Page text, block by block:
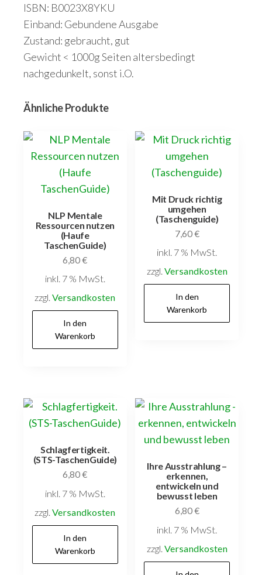
ISBN: B0023X8YKU
Einband: Gebundene Ausgabe
Zustand: gebraucht, gut
Gewicht < 1000g Seiten altersbedingt
nachgedunkelt, sonst i.O.
Ähnliche Produkte
NLP Mentale
Ressourcen nutzen
(Haufe
TaschenGuide)
6,80€
inkl. 7 % MwSt.
zzgl.Versandkosten
In den
Warenkorb
Mit Druck richtig
umgehen
(Taschenguide)
7,60€
inkl. 7 % MwSt.
zzgl. Versandkosten
In den
Warenkorb
Schlagfertigkeit.
(STS-TaschenGuide)
6,80€
inkl. 7 % MwSt.
zzgl.Versandkosten
In den
Warenkorb
Ihre Ausstrahlung –
erkennen,
entwickeln und
bewusst leben
6,80€
inkl. 7 % MwSt.
zzgl. Versandkosten